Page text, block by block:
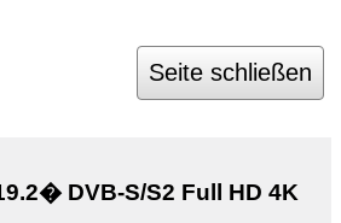
Seite schließen
DVB-S/S2 Full HD 4K